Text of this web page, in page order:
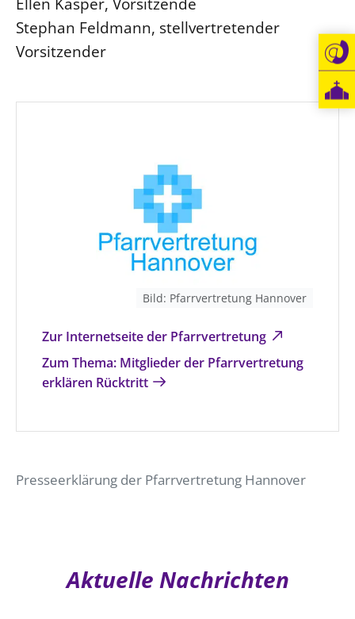
Bild: Pfarrvertretung Hannover
Zur Internetseite der Pfarrvertretung
Zum Thema: Mitglieder der Pfarrvertretung
erklären Rücktritt
Stephan Feldmann, stellvertretender
Vorsitzender
Presseerklärung der Pfarrvertretung Hannover
Aktuelle Nachrichten